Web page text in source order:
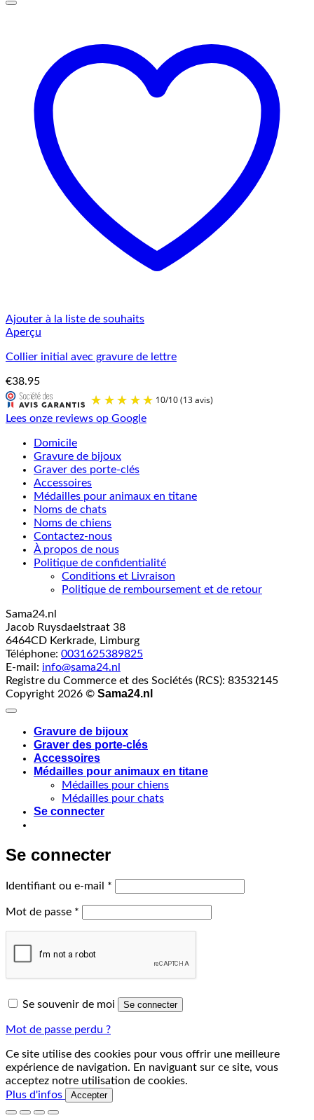
Ajouter à la liste de souhaits
Aperçu
Collier initial avec gravure de lettre
€38.95
Lees onze reviews op Google
Domicile
Gravure de bijoux
Graver des porte-clés
Accessoires
Médailles pour animaux en titane
Noms de chats
Noms de chiens
Contactez-nous
À propos de nous
Politique de confidentialité
Conditions et Livraison
Politique de remboursement et de retour
Sama24.nl
Jacob Ruysdaelstraat 38
6464CD Kerkrade, Limburg
Téléphone: 0031625389825
E-mail: info@sama24.nl
Registre du Commerce et des Sociétés (RCS): 83532145
Copyright 2026 © Sama24.nl
Gravure de bijoux
Graver des porte-clés
Accessoires
Médailles pour animaux en titane
Médailles pour chiens
Médailles pour chats
Se connecter
Se connecter
Identifiant ou e-mail *
Mot de passe *
Se souvenir de moi Se connecter
Mot de passe perdu ?
Ce site utilise des cookies pour vous offrir une meilleure
expérience de navigation. En naviguant sur ce site, vous
acceptez notre utilisation de cookies.
Plus d'infos
Accepter